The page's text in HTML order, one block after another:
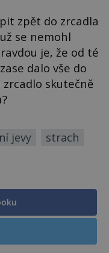
zpět do zrcadla
se nemohl
je, že od té
dalo vše do
zrcadlo skutečně
jevy strach